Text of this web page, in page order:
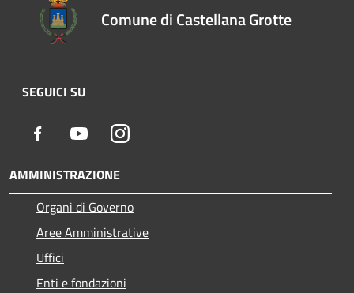
Comune di Castellana Grotte
SEGUICI SU
Facebook YoutubeInstagram
AMMINISTRAZIONE
Organi di Governo
Aree Amministrative
Uffici
Enti e fondazioni